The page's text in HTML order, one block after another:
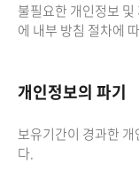
불필요한 개인정보
에 내부 방침 절차에
개인정보의 파기
보유기간이 경과한
다.